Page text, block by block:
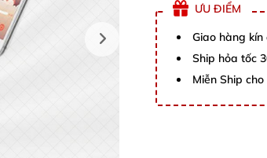
ƯU ĐIỂM
Giao hàng
Ship hỏa tốc
Miễn Ship